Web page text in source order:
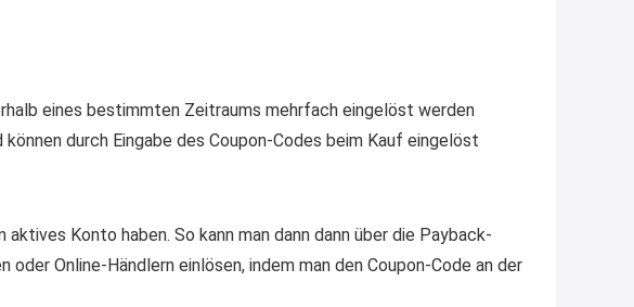
eines bestimmten Zeitraums mehrfach eingelöst werden
durch Eingabe des Coupon-Codes beim Kauf eingelöst
Konto haben. So kann man dann dann über die Payback-
Online-Händlern einlösen, indem man den Coupon-Code an der
↩
Strandnixe
8:32